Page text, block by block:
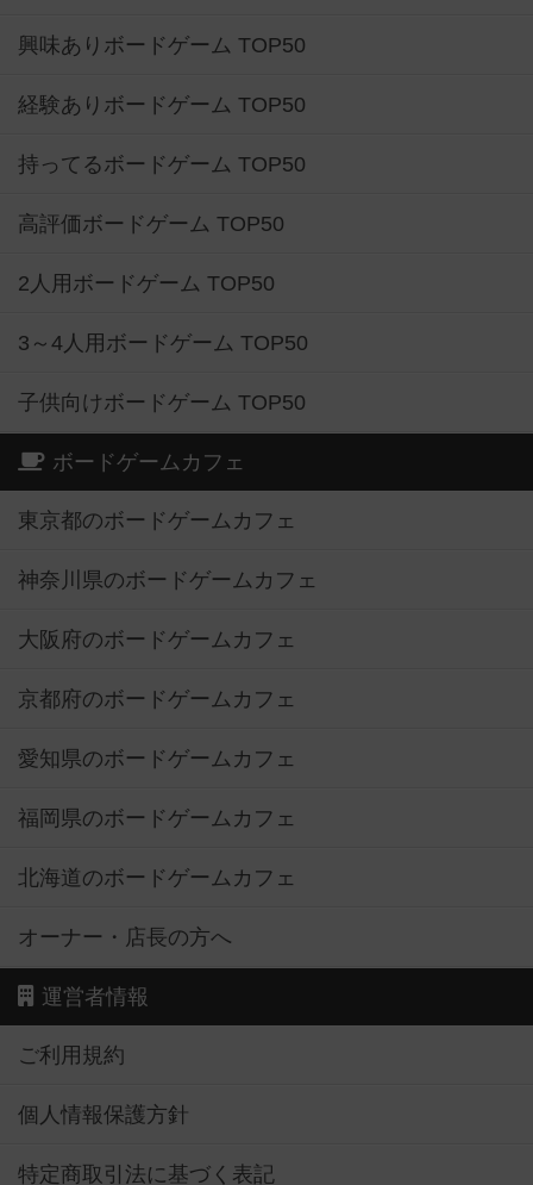
興味ありボードゲーム TOP50
経験ありボードゲーム TOP50
持ってるボードゲーム TOP50
高評価ボードゲーム TOP50
2人用ボードゲーム TOP50
3～4人用ボードゲーム TOP50
子供向けボードゲーム TOP50
ボードゲームカフェ
東京都のボードゲームカフェ
神奈川県のボードゲームカフェ
大阪府のボードゲームカフェ
京都府のボードゲームカフェ
愛知県のボードゲームカフェ
福岡県のボードゲームカフェ
北海道のボードゲームカフェ
オーナー・店長の方へ
運営者情報
ご利用規約
個人情報保護方針
特定商取引法に基づく表記